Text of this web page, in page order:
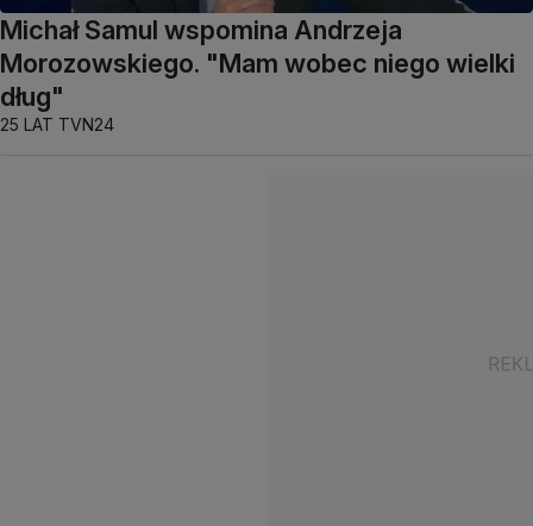
Michał Samul wspomina Andrzeja
Morozowskiego. "Mam wobec niego wielki
dług"
25 LAT TVN24